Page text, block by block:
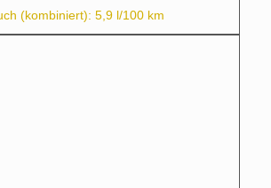
(kombiniert): 5,9 l/100 km